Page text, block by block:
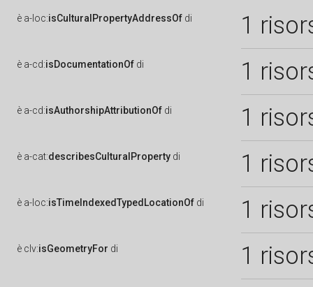
è a-loc:isCulturalPropertyAddressOf di 1
è a-cd:isDocumentationOf di 1
è a-cd:isAuthorshipAttributionOf di 1
è a-cat:describesCulturalProperty di 1
è a-loc:isTimeIndexedTypedLocationOf di 1
è clv:isGeometryFor di 1